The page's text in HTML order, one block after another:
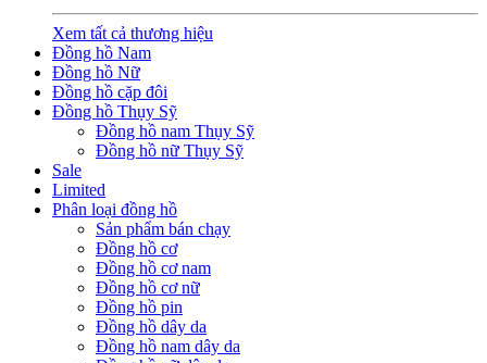
Xem tất cả thương hiệu
Đồng hồ Nam
Đồng hồ Nữ
Đồng hồ cặp đôi
Đồng hồ Thụy Sỹ
Đồng hồ nam Thụy Sỹ
Đồng hồ nữ Thụy Sỹ
Sale
Limited
Phân loại đồng hồ
Sản phẩm bán chạy
Đồng hồ cơ
Đồng hồ cơ nam
Đồng hồ cơ nữ
Đồng hồ pin
Đồng hồ dây da
Đồng hồ nam dây da